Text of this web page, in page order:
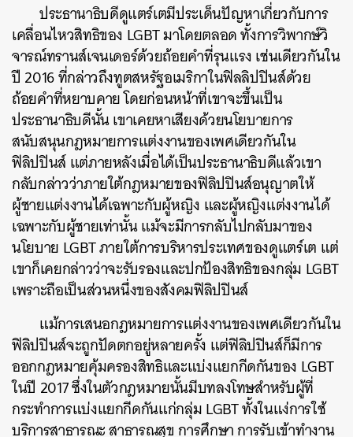
ประธานาธิบดีดูแตร์เตมีประเด็นปัญหาเกี่ยวกับการ
เคลื่อนไหวสิทธิของ LGBT มาโดยตลอด ทั้งการวิพากษ์วิ
จารณ์ทรานส์เจนเดอร์ด้วยถ้อยคำที่รุนแรง เช่นเดียวกันใน
ปี 2016 ที่กล่าวถึงทูตสหรัฐอเมริกาในฟิลลิปปินส์ด้วย
ถ้อยคำที่หยาบคาย โดยก่อนหน้าที่เขาจะขึ้นเป็น
ประธานาธิบดีนั้น เขาเคยหาเสียงด้วยนโยบายการ
สนับสนุนกฎหมายการแต่งงานของเพศเดียวกันใน
ฟิลิปปินส์ แต่ภายหลังเมื่อได้เป็นประธานาธิบดีแล้วเขา
กลับกล่าวว่าภายใต้กฎหมายของฟิลิปปินส์อนุญาตให้
ผู้ชายแต่งงานได้เฉพาะกับผู้หญิง และผู้หญิงแต่งงานได้
เฉพาะกับผู้ชายเท่านั้น แม้จะมีการกลับไปกลับมาของ
นโยบาย LGBT ภายใต้การบริหารประเทศของดูแตร์เต แต่
เขาก็เคยกล่าวว่าจะรับรองและปกป้องสิทธิของกลุ่ม LGBT
เพราะถือเป็นส่วนหนึ่งของสังคมฟิลิปปินส์
แม้การเสนอกฎหมายการแต่งงานของเพศเดียวกันใน
ฟิลิปปินส์จะถูกปัดตกอยู่หลายครั้ง แต่ฟิลิปปินส์ก็มีการ
ออกกฎหมายคุ้มครองสิทธิและแบ่งแยกกีดกันของ LGBT
ในปี 2017 ซึ่งในตัวกฎหมายนั้นมีบทลงโทษสำหรับผู้ที่
กระทำการแบ่งแยกกีดกันแก่กลุ่ม LGBT ทั้งในแง่การใช้
บริการสาธารณะ สาธารณสุข การศึกษา การรับเข้าทำงาน